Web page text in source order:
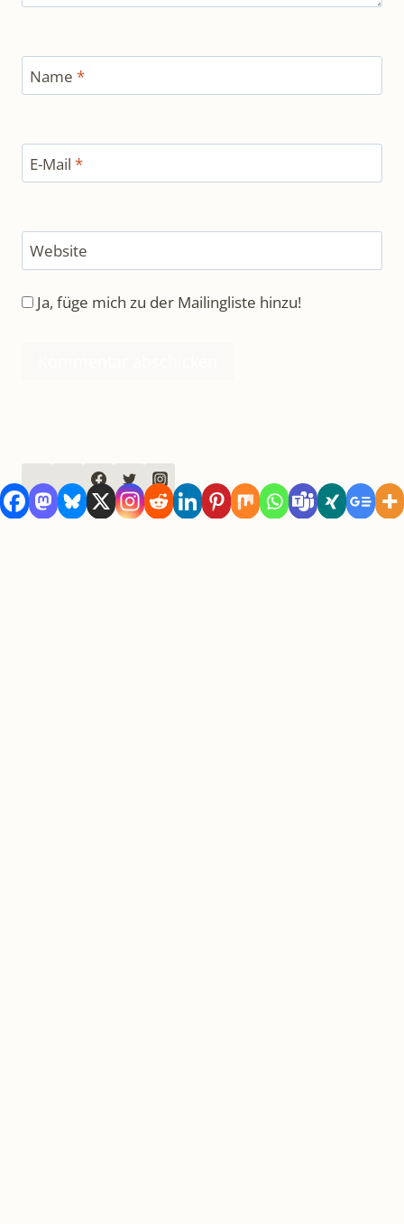
Name *
E-Mail *
Website
Ja, füge mich zu der Mailingliste hinzu!